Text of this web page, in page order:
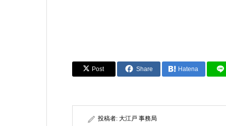
Post Share Hatena
投稿者: 大江戸 事務局